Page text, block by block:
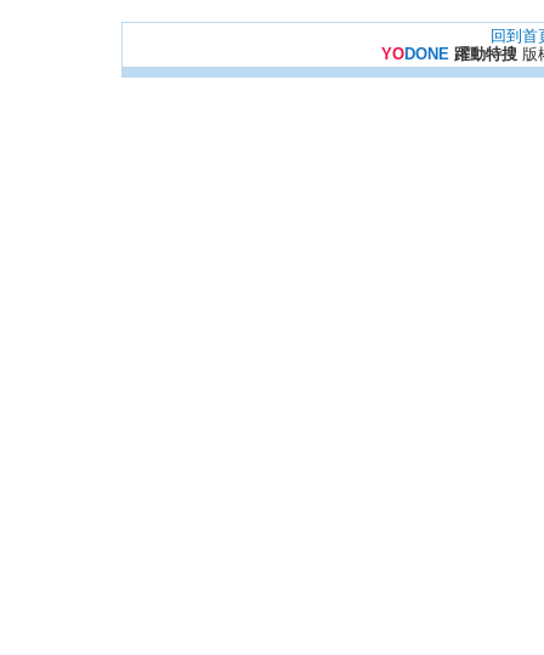
回到首
YODONE 躍動特搜版